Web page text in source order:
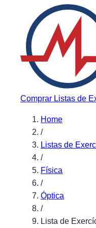
Pular para o conteúdo
Comprar Listas de
Home
/
Listas de
/
Física
/
Óptica
/
Lista de